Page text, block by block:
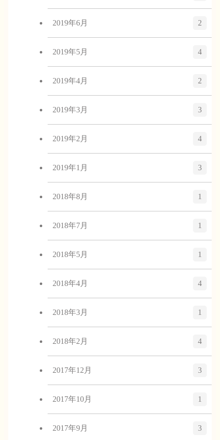
2019年6月 2
2019年5月 4
2019年4月 2
2019年3月 3
2019年2月 4
2019年1月 3
2018年8月 1
2018年7月 1
2018年5月 1
2018年4月 4
2018年3月 1
2018年2月 4
2017年12月 3
2017年10月 1
2017年9月 3